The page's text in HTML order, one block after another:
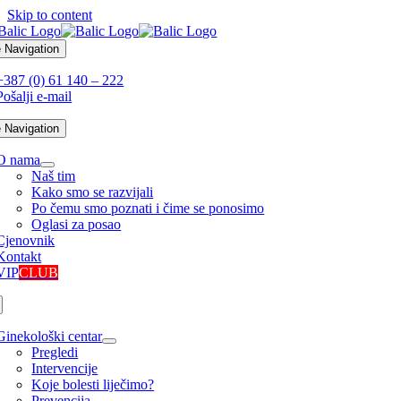
Skip to content
Navigation
(0) 61 140 – 222
e-mail
Navigation
nama
Naš tim
Kako smo se razvijali
Po čemu smo poznati i čime se ponosimo
Oglasi za posao
CLUB
centar
Pregledi
Intervencije
Koje bolesti liječimo?